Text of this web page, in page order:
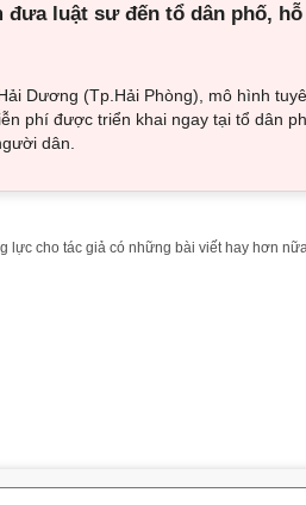
đưa luật sư đến tổ dân phố,
Dương (Tp.Hải Phòng), mô hình
phí được triển khai ngay tại tổ dân
dân.
lực cho tác giả có những bài viết hay hơn